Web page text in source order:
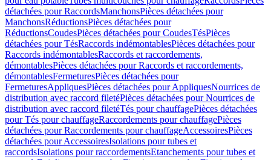
détachées pour RaccordsManchonsPièces détachées pour
ManchonsRéductionsPièces détachées pour
RéductionsCoudesPièces détachées pour CoudesTésPièces
détachées pour TésRaccords indémontablesPièces détachées pour
Raccords indémontablesRaccords et raccordements,
démontablesPièces détachées pour Raccords et raccordements,
démontablesFermeturesPièces détachées pour
FermeturesAppliquesPièces détachées pour AppliquesNourrices de
distribution avec raccord filetéPièces détachées pour Nourrices de
distribution avec raccord filetéTés pour chauffagePièces détachées
pour Tés pour chauffageRaccordements pour chauffagePièces
détachées pour Raccordements pour chauffageAccessoiresPièces
détachées pour AccessoiresIsolations pour tubes et
raccordsIsolations pour raccordementsEtanchements pour tubes et